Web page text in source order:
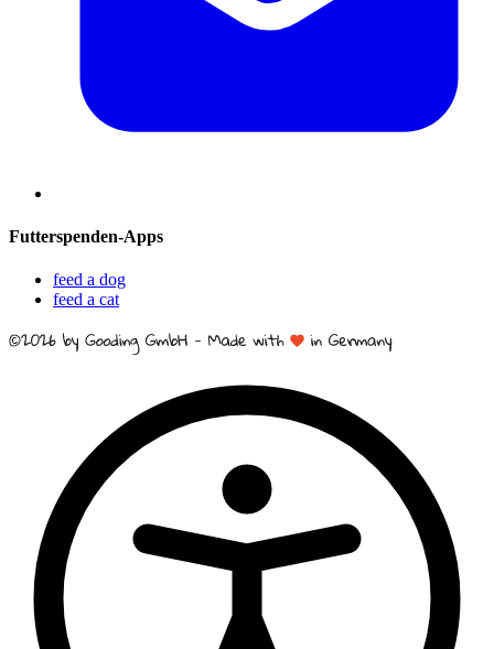
Futterspenden-Apps
feed a dog
feed a cat